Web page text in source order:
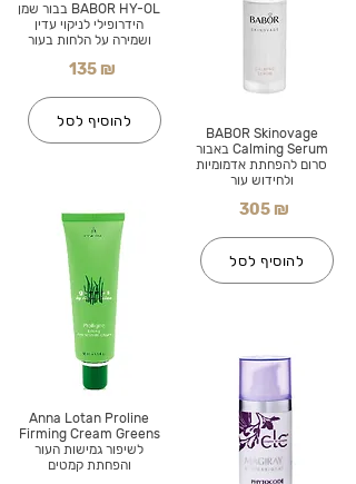
BABOR HY-OL בבור שמן
הידרופילי לניקוי עדין
ושמירה על הלחות בעור
135 ₪
להוסיף לסל
Anna Lotan Proline
Firming Cream Greens
לשיפור גמישות העור
והפחתת קמטים
BABOR Skinovage
Calming Serum באבור
סרום להפחתת אדמומיות
ולחידוש עור
305 ₪
להוסיף לסל